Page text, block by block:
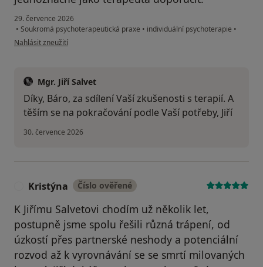
29. července 2026
• Soukromá psychoterapeutická praxe • individuální psychoterapie •
podle názoru uživatele Barbora
Nahlásit zneužití
Mgr. Jiří Salvet
Díky, Báro, za sdílení Vaší zkušenosti s terapií. A
těším se na pokračování podle Vaší potřeby, Jiří
30. července 2026
Kristýna Číslo ověřené
K Jiřímu Salvetovi chodím už několik let,
postupně jsme spolu řešili různá trápení, od
úzkostí přes partnerské neshody a potenciální
rozvod až k vyrovnávání se se smrtí milovaných